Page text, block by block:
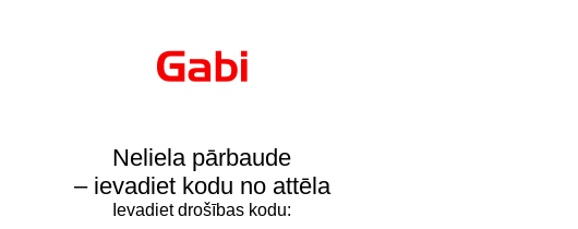
Neliela pārbaude
– ievadiet kodu no attēla
Ievadiet drošības kodu: